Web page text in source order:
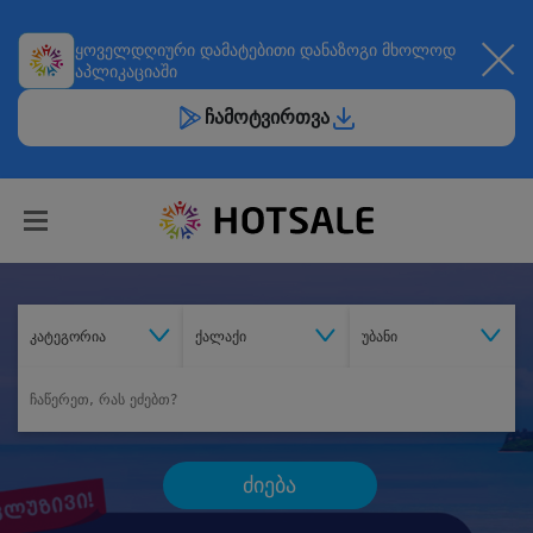
ყოველდღიური დამატებითი დანაზოგი მხოლოდ
აპლიკაციაში
ჩამოტვირთვა
კატეგორია ქალაქი უბანი
ძიება